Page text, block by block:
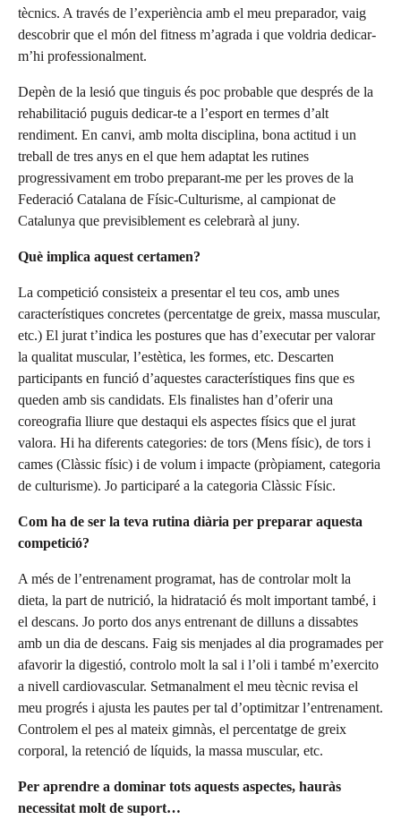
tècnics. A través de l’experiència amb el meu preparador, vaig
descobrir que el món del fitness m’agrada i que voldria dedicar-
m’hi professionalment.
Depèn de la lesió que tinguis és poc probable que després de la
rehabilitació puguis dedicar-te a l’esport en termes d’alt
rendiment. En canvi, amb molta disciplina, bona actitud i un
treball de tres anys en el que hem adaptat les rutines
progressivament em trobo preparant-me per les proves de la
Federació Catalana de Físic-Culturisme, al campionat de
Catalunya que previsiblement es celebrarà al juny.
Què implica aquest certamen?
La competició consisteix a presentar el teu cos, amb unes
característiques concretes (percentatge de greix, massa muscular,
etc.) El jurat t’indica les postures que has d’executar per valorar
la qualitat muscular, l’estètica, les formes, etc. Descarten
participants en funció d’aquestes característiques fins que es
queden amb sis candidats. Els finalistes han d’oferir una
coreografia lliure que destaqui els aspectes físics que el jurat
valora. Hi ha diferents categories: de tors (Mens físic), de tors i
cames (Clàssic físic) i de volum i impacte (pròpiament, categoria
de culturisme). Jo participaré a la categoria Clàssic Físic.
Com ha de ser la teva rutina diària per preparar aquesta
competició?
A més de l’entrenament programat, has de controlar molt la
dieta, la part de nutrició, la hidratació és molt important també, i
el descans. Jo porto dos anys entrenant de dilluns a dissabtes
amb un dia de descans. Faig sis menjades al dia programades per
afavorir la digestió, controlo molt la sal i l’oli i també m’exercito
a nivell cardiovascular. Setmanalment el meu tècnic revisa el
meu progrés i ajusta les pautes per tal d’optimitzar l’entrenament.
Controlem el pes al mateix gimnàs, el percentatge de greix
corporal, la retenció de líquids, la massa muscular, etc.
Per aprendre a dominar tots aquests aspectes, hauràs
necessitat molt de suport…